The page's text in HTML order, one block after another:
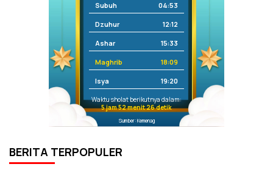
Subuh 04:53
Dzuhur 12:12
Ashar 15:33
Maghrib 18:09
Isya 19:20
Waktu sholat berikutnya dalam:
5 jam 52 menit 26 detik
Sumber: Kemenag
BERITA TERPOPULER